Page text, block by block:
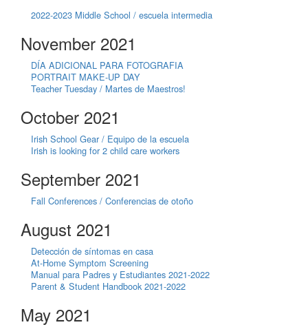
2022-2023 Middle School / escuela intermedia
November 2021
DÍA ADICIONAL PARA FOTOGRAFIA
PORTRAIT MAKE-UP DAY
Teacher Tuesday / Martes de Maestros!
October 2021
Irish School Gear / Equipo de la escuela
Irish is looking for 2 child care workers
September 2021
Fall Conferences / Conferencias de otoño
August 2021
Detección de síntomas en casa
At-Home Symptom Screening
Manual para Padres y Estudiantes 2021-2022
Parent & Student Handbook 2021-2022
May 2021